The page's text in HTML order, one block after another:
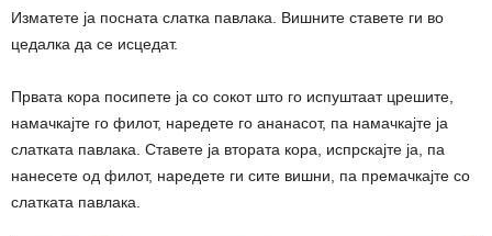
Изматете ја посната слатка павлака. Вишните ставете ги во
цедалка да се исцедат.
Првата кора посипете ја со сокот што го испуштаат црешите,
намачкајте го филот, наредете го ананасот, па намачкајте ја
слатката павлака. Ставете ја втората кора, испрскајте ја, па
нанесете од филот, наредете ги сите вишни, па премачкајте со
слатката павлака.